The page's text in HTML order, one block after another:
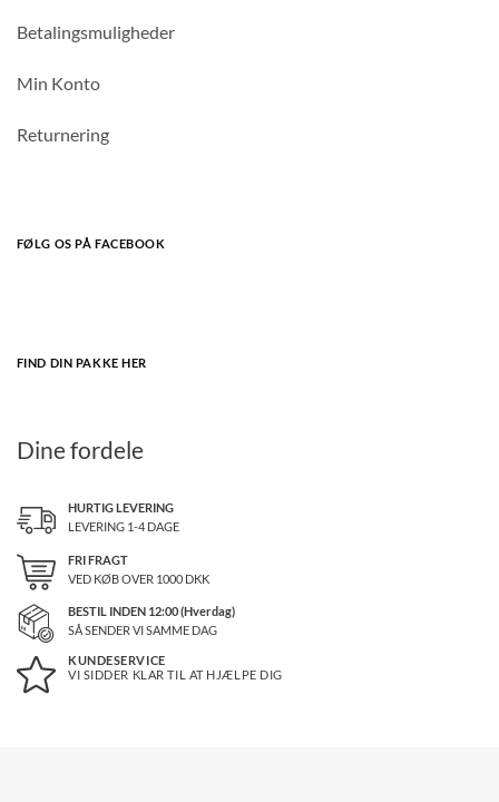
Betalingsmuligheder
Min Konto
Returnering
FØLG OS PÅ FACEBOOK
FIND DIN PAKKE HER
Dine fordele
HURTIG LEVERING
LEVERING 1-4 DAGE
FRI FRAGT
VED KØB OVER 1000DKK
BESTIL INDEN 12:00 (Hverdag)
SÅ SENDER VI SAMME DAG
KUNDESERVICE
VI SIDDER KLAR TIL AT HJÆLPE DIG